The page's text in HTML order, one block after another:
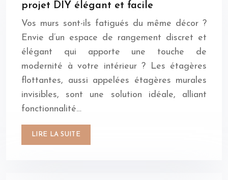
projet DIY élégant et facile
Vos murs sont-ils fatigués du même décor ?
Envie d’un espace de rangement discret et
élégant qui apporte une touche de
modernité à votre intérieur ? Les étagères
flottantes, aussi appelées étagères murales
invisibles, sont une solution idéale, alliant
fonctionnalité…
LIRE LA SUITE